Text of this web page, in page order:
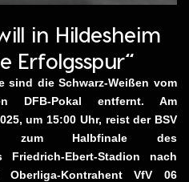
in Hildesheim
Erfolgsspur“
sind die Schwarz-Weißen vom
DFB-Pokal entfernt. Am
um 15:00 Uhr, reist der BSV
zum Halbfinale des
Friedrich‑Ebert‑Stadion nach
‑Kontrahent VfV 06